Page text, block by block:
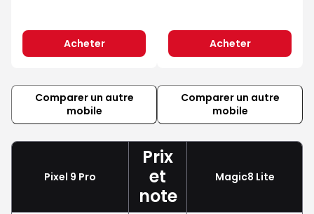
Acheter Acheter
Comparer un autre
mobile
Comparer un autre
mobile
Pixel 9 Pro
Prix
et
note
Magic8 Lite